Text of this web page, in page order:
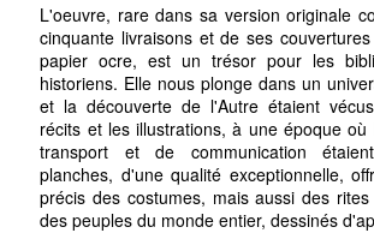
L'oeuvre, rare dans sa version originale
cinquante livraisons et de ses
papier ocre, est un trésor pour les
historiens. Elle nous plonge dans un
et la découverte de l'Autre étaient
récits et les illustrations, à une époque
transport et de communication
planches, d'une qualité exceptionnelle,
précis des costumes, mais aussi des
des peuples du monde entier, dessinés